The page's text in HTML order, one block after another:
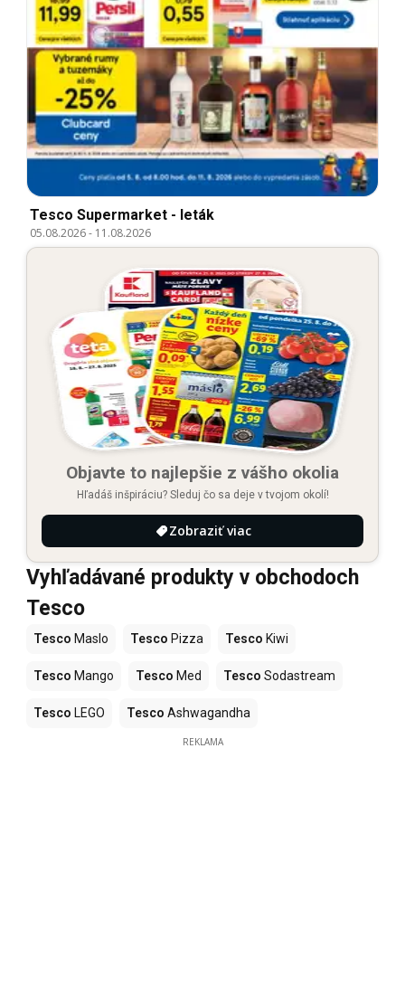
Tesco Supermarket - leták
05.08.2026- 11.08.2026
Objavte to najlepšie z vášho okolia
Hľadáš inšpiráciu? Sleduj čo sa deje v tvojom okolí!
Zobraziť viac
Vyhľadávané produkty v obchodoch
Tesco
Tesco Maslo Tesco Pizza Tesco Kiwi
Tesco Mango Tesco Med Tesco Sodastream
Tesco LEGO Tesco Ashwagandha
REKLAMA